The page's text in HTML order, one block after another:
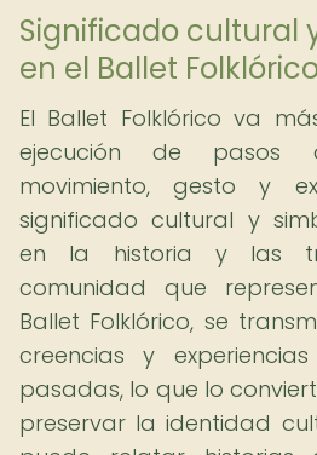
Significado cultural
en el Ballet
El Ballet Folklórico va
ejecución de pasos
movimiento, gesto y
significado cultural y
en la historia y las
comunidad que
Ballet Folklórico, se
creencias y
pasadas, lo que lo
preservar la identidad